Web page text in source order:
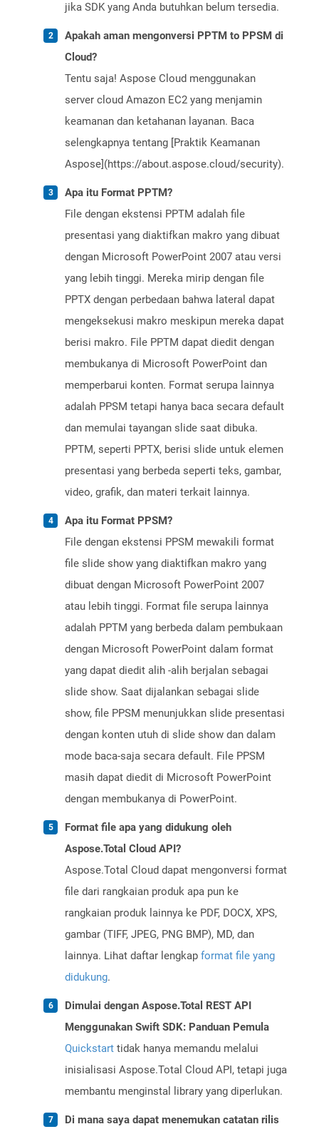
jika SDK yang Anda butuhkan belum tersedia.
Apakah aman mengonversi PPTM to PPSM di
Cloud?
Tentu saja! Aspose Cloud menggunakan
server cloud Amazon EC2 yang menjamin
keamanan dan ketahanan layanan. Baca
selengkapnya tentang [Praktik Keamanan
Aspose](https://about.aspose.cloud/security).
Apa itu Format PPTM?
File dengan ekstensi PPTM adalah file
presentasi yang diaktifkan makro yang dibuat
dengan Microsoft PowerPoint 2007 atau versi
yang lebih tinggi. Mereka mirip dengan file
PPTX dengan perbedaan bahwa lateral dapat
mengeksekusi makro meskipun mereka dapat
berisi makro. File PPTM dapat diedit dengan
membukanya di Microsoft PowerPoint dan
memperbarui konten. Format serupa lainnya
adalah PPSM tetapi hanya baca secara default
dan memulai tayangan slide saat dibuka.
PPTM, seperti PPTX, berisi slide untuk elemen
presentasi yang berbeda seperti teks, gambar,
video, grafik, dan materi terkait lainnya.
Apa itu Format PPSM?
File dengan ekstensi PPSM mewakili format
file slide show yang diaktifkan makro yang
dibuat dengan Microsoft PowerPoint 2007
atau lebih tinggi. Format file serupa lainnya
adalah PPTM yang berbeda dalam pembukaan
dengan Microsoft PowerPoint dalam format
yang dapat diedit alih -alih berjalan sebagai
slide show. Saat dijalankan sebagai slide
show, file PPSM menunjukkan slide presentasi
dengan konten utuh di slide show dan dalam
mode baca-saja secara default. File PPSM
masih dapat diedit di Microsoft PowerPoint
dengan membukanya di PowerPoint.
Format file apa yang didukung oleh
Aspose.Total Cloud API?
Aspose.Total Cloud dapat mengonversi format
file dari rangkaian produk apa pun ke
rangkaian produk lainnya ke PDF, DOCX, XPS,
gambar (TIFF, JPEG, PNG BMP), MD, dan
lainnya. Lihat daftar lengkap format file yang
didukung.
Dimulai dengan Aspose.Total REST API
Menggunakan Swift SDK: Panduan Pemula
Quickstart tidak hanya memandu melalui
inisialisasi Aspose.Total Cloud API, tetapi juga
membantu menginstal library yang diperlukan.
Di mana saya dapat menemukan catatan rilis